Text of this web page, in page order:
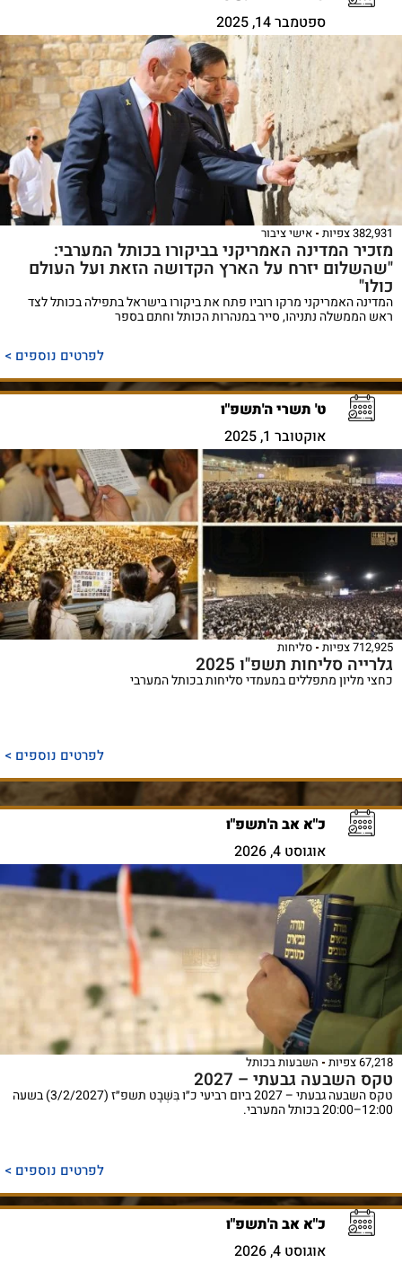
ספטמבר 14, 2025
382,931 צפיות אישי ציבור
מזכיר המדינה האמריקני בביקורו בכותל המערבי:
"שהשלום יזרח על הארץ הקדושה הזאת ועל העולם
כולו"
המדינה האמריקני מרקו רוביו פתח את ביקורו בישראל בתפילה בכותל לצד
ראש הממשלה נתניהו, סייר במנהרות הכותל וחתם בספר
לפרטים נוספים >
ט' תשרי ה'תשפ"ו
אוקטובר 1, 2025
712,925 צפיות סליחות
גלרייה סליחות תשפ"ו 2025
כחצי מליון מתפללים במעמדי סליחות בכותל המערבי
לפרטים נוספים >
כ"א אב ה'תשפ"ו
אוגוסט 4, 2026
67,218 צפיות השבעות בכותל
טקס השבעה גבעתי – 2027
טקס השבעה גבעתי – 2027 ביום רביעי כ״ו בִּשְׁבָט תשפ״ז (3/2/2027) בשעה
12:00–20:00 בכותל המערבי.
לפרטים נוספים >
כ"א אב ה'תשפ"ו
אוגוסט 4, 2026